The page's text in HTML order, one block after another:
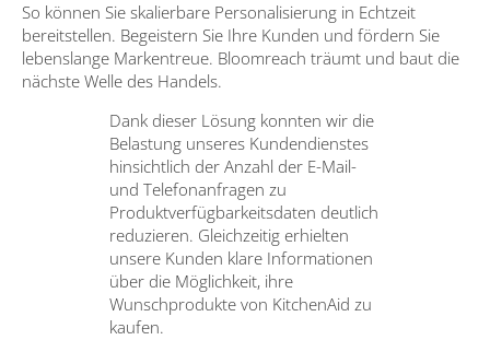
So können Sie skalierbare Personalisierung in Echtzeit
bereitstellen. Begeistern Sie Ihre Kunden und fördern Sie
lebenslange Markentreue. Bloomreach träumt und baut die
nächste Welle des Handels.
Dank dieser Lösung konnten wir die
Belastung unseres Kundendienstes
hinsichtlich der Anzahl der E-Mail-
und Telefonanfragen zu
Produktverfügbarkeitsdaten deutlich
reduzieren. Gleichzeitig erhielten
unsere Kunden klare Informationen
über die Möglichkeit, ihre
Wunschprodukte von KitchenAid zu
kaufen.